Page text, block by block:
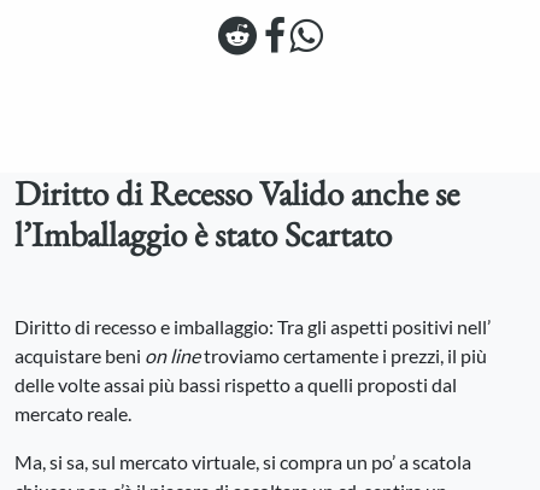
Diritto di Recesso Valido anche se
l’Imballaggio è stato Scartato
Diritto di recesso e imballaggio: Tra gli aspetti positivi nell’
acquistare beni on linetroviamo certamente i prezzi, il più
delle volte assai più bassi rispetto a quelli proposti dal
mercato reale.
Ma, si sa, sul mercato virtuale, si compra un po’ a scatola